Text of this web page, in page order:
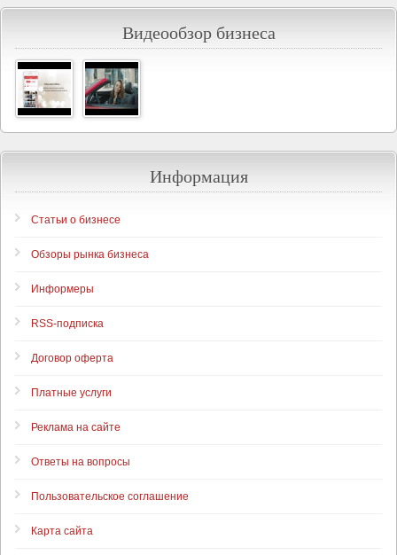
Видеообзор бизнеса
Информация
Статьи о бизнесе
Обзоры рынка бизнеса
Информеры
RSS-подписка
Договор оферта
Платные услуги
Реклама на сайте
Ответы на вопросы
Пользовательское соглашение
Карта сайта